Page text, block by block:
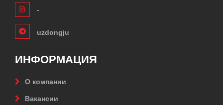
-
uzdongju
ИНФОРМАЦИЯ
О компании
Вакансии